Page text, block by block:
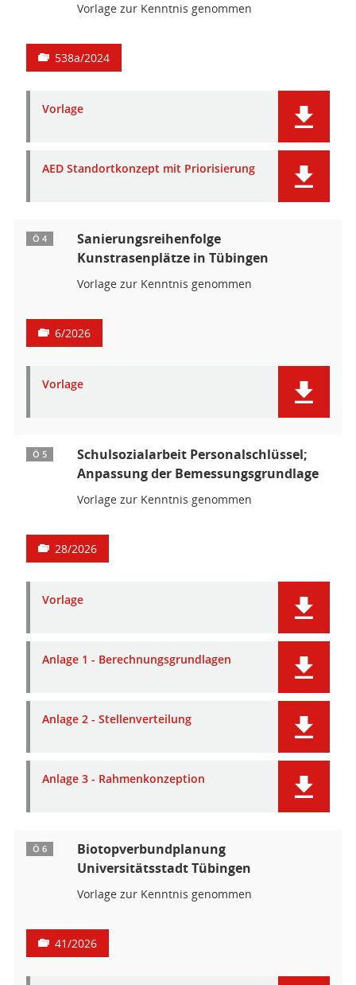
Vorlage zur Kenntnis genommen
538a/2024
Vorlage
AED Standortkonzept mit Priorisierung
Ö 4
Sanierungsreihenfolge
Kunstrasenplätze in Tübingen
Vorlage zur Kenntnis genommen
6/2026
Vorlage
Ö 5
Schulsozialarbeit Personalschlüssel;
Anpassung der Bemessungsgrundlage
Vorlage zur Kenntnis genommen
28/2026
Vorlage
Anlage 1 - Berechnungsgrundlagen
Anlage 2 - Stellenverteilung
Anlage 3 - Rahmenkonzeption
Ö 6
Biotopverbundplanung
Universitätsstadt Tübingen
Vorlage zur Kenntnis genommen
41/2026